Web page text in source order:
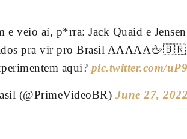
veio aí, p*rra: Jack Quaid e Jensen
pra vir pro Brasil AAAAA🖕🇧🇷
aqui? pic.twitter.com/
(@PrimeVideoBR) June 27, 2022